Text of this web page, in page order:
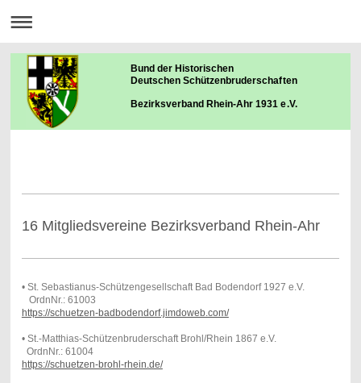
Bund der Historischen
Deutschen Schützenbruderschaften
Bezirksverband Rhein-Ahr 1931 e.V.
16 Mitgliedsvereine Bezirksverband Rhein-Ahr
• St. Sebastianus-Schützengesellschaft Bad Bodendorf 1927 e.V.
OrdnNr.: 61003
https://schuetzen-badbodendorf.jimdoweb.com/
• St.-Matthias-Schützenbruderschaft Brohl/Rhein 1867 e.V.
OrdnNr.: 61004
https://schuetzen-brohl-rhein.de/